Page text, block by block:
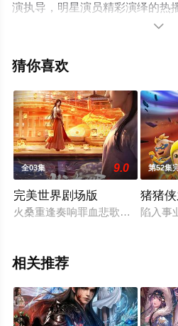
演执导，明星演员精彩演绎的热
晓（1-60全集），手机免费观看
猫或剧情网等平台了解。

猜你喜欢
全03集 9.0
完美世界剧场版
火桑重逢奏响罪血悲歌，灰烬落处
第52集
猪猪
陷入事
相关推荐